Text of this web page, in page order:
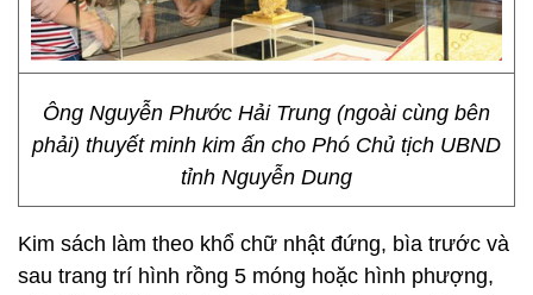
Ông Nguyễn Phước Hải Trung (ngoài cùng bên
phải) thuyết minh kim ấn cho Phó Chủ tịch UBND
tỉnh Nguyễn Dung
Kim sách làm theo khổ chữ nhật đứng, bìa trước và
sau trang trí hình rồng 5 móng hoặc hình phượng,